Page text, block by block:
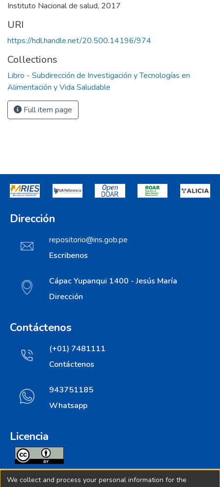
Instituto Nacional de salud, 2017
URI
https://hdl.handle.net/20.500.14196/974
Collections
Libro - Subdirección de Investigación y Tecnologías en
Alimentación y Vida Saludable
Full item page
Dirección
repositorio@ins.gob.pe
Escribenos
Cápac Yupanqui 1400 - Jesús María
Dirección
Contáctenos
(+01) 7481111
Contáctenos
943751185
Whatsapp
Licencia
Todos los contenidos de repositorio.ins.gob.pe estan
We collect and process your personal information for the